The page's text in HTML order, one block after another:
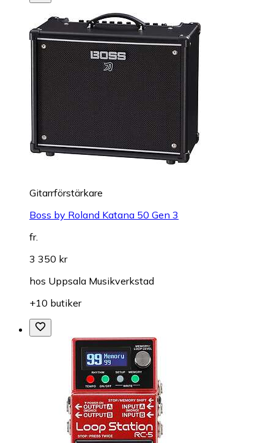
Gitarrförstärkare
Boss by Roland Katana 50 Gen 3
fr.
3 350 kr
hos Uppsala Musikverkstad
+10 butiker